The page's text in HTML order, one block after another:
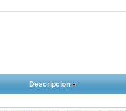
Descripcion